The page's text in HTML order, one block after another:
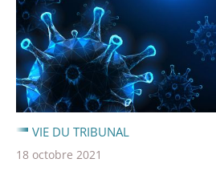
VIE DU TRIBUNAL
18 octobre 2021